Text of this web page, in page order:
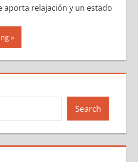
aporta relajación y un estado
Search